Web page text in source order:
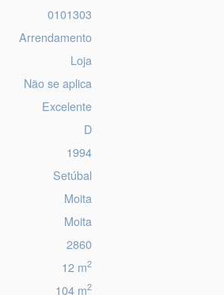
0101303
Arrendamento
Loja
Não se aplica
Excelente
D
1994
Setúbal
Moita
Moita
2860
12 m2
104 m2